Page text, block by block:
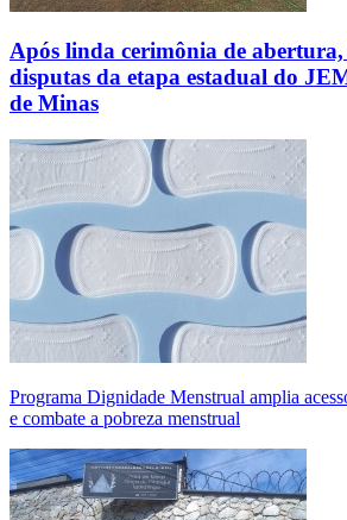
Após linda cerimônia de abertura,
disputas da etapa estadual do
de Minas
Programa Dignidade Menstrual amplia
e combate a pobreza menstrual